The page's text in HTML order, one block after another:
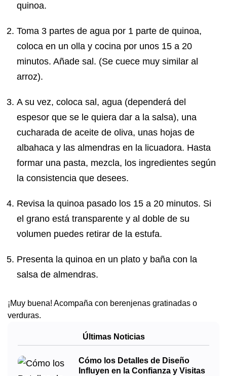
quinoa.
Toma 3 partes de agua por 1 parte de quinoa,
coloca en un olla y cocina por unos 15 a 20
minutos. Añade sal. (Se cuece muy similar al
arroz).
A su vez, coloca sal, agua (dependerá del
espesor que se le quiera dar a la salsa), una
cucharada de aceite de oliva, unas hojas de
albahaca y las almendras en la licuadora. Hasta
formar una pasta, mezcla, los ingredientes según
la consistencia que desees.
Revisa la quinoa pasado los 15 a 20 minutos. Si
el grano está transparente y al doble de su
volumen puedes retirar de la estufa.
Presenta la quinoa en un plato y baña con la
salsa de almendras.
¡Muy buena! Acompaña con berenjenas gratinadas o
verduras.
Últimas Noticias
Cómo los Detalles de Diseño
Influyen en la Confianza y Visitas